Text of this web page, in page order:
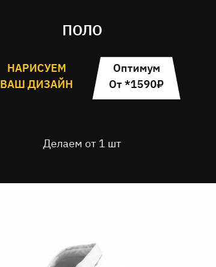
ПОЛО
НАРИСУЕМ
ВАШ ДИЗАЙН
Оптимум
От *1590₽
Делаем от 1 шт